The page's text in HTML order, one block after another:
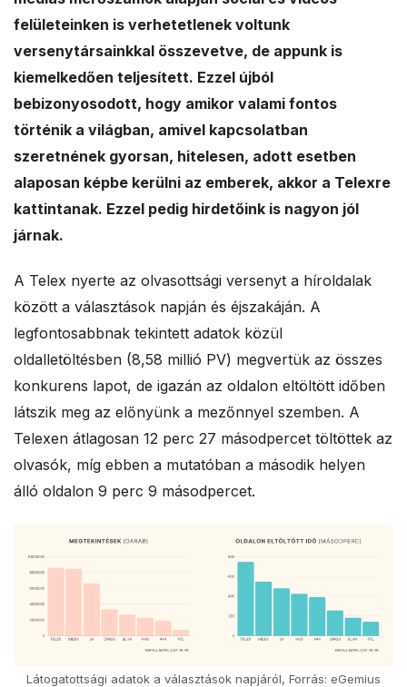
l
e
s
felületeinken is verhetetlenek voltunk
versenytársainkkal összevetve, de appunk is
kiemelkedően teljesített. Ezzel újból
bebizonyosodott, hogy amikor valami fontos
történik a világban, amivel kapcsolatban
szeretnének gyorsan, hitelesen, adott esetben
alaposan képbe kerülni az emberek, akkor a Telexre
kattintanak. Ezzel pedig hirdetőink is nagyon jól
járnak.
A Telex nyerte az olvasottsági versenyt a híroldalak
között a választások napján és éjszakáján. A
legfontosabbnak tekintett adatok közül
oldalletöltésben (8,58 millió PV) megvertük az összes
konkurens lapot, de igazán az oldalon eltöltött időben
látszik meg az előnyünk a mezőnnyel szemben. A
Telexen átlagosan 12 perc 27 másodpercet töltöttek az
olvasók, míg ebben a mutatóban a második helyen
álló oldalon 9 perc 9 másodpercet.
Látogatottsági adatok a választások napjáról, Forrás: eGemius